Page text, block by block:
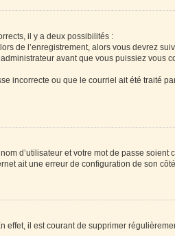
il y a deux possibilités :
de l’enregistrement, alors vous devrez
avant que vous puissiez vous
incorrecte ou que le courriel ait été traité
d’utilisateur et votre mot de passe
ait une erreur de configuration de son
effet, il est courant de supprimer